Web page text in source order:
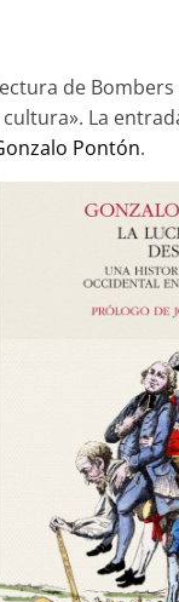
de
La
Pontón.